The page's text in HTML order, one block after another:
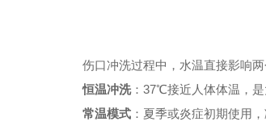
伤口冲洗过程中，水温直接影响
恒温冲洗：37℃接近人体体温，
常温模式 ：夏季或炎症初期使用